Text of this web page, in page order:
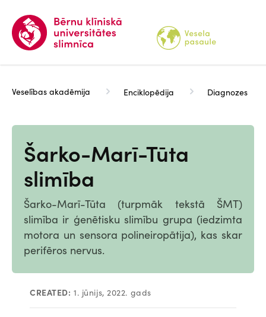
galveno
saturu
Veselības akadēmija Enciklopēdija Diagnozes
Šarko-Marī-Tūta
slimība
Šarko-Marī-Tūta (turpmāk tekstā ŠMT)
slimība ir ģenētisku slimību grupa (iedzimta
motora un sensora polineiropātija), kas skar
perifēros nervus.
CREATED: 1. jūnijs, 2022. gads